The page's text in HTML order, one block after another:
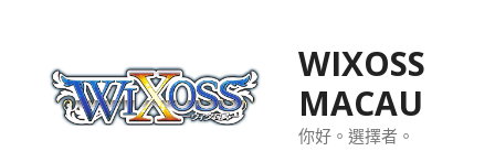
WIXOSS
MACAU
你好。選擇者。